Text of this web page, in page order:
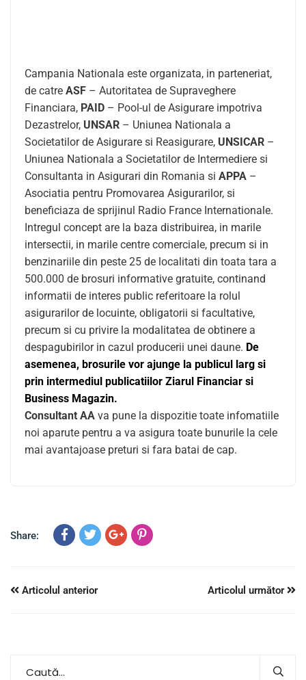
Campania Nationala este organizata, in parteneriat,
de catre ASF – Autoritatea de Supraveghere
Financiara, PAID – Pool-ul de Asigurare impotriva
Dezastrelor, UNSAR – Uniunea Nationala a
Societatilor de Asigurare si Reasigurare, UNSICAR –
Uniunea Nationala a Societatilor de Intermediere si
Consultanta in Asigurari din Romania si APPA –
Asociatia pentru Promovarea Asigurarilor, si
beneficiaza de sprijinul Radio France Internationale.
Intregul concept are la baza distribuirea, in marile
intersectii, in marile centre comerciale, precum si in
benzinariile din peste 25 de localitati din toata tara a
500.000 de brosuri informative gratuite, continand
informatii de interes public referitoare la rolul
asigurarilor de locuinte, obligatorii si facultative,
precum si cu privire la modalitatea de obtinere a
despagubirilor in cazul producerii unei daune. De
asemenea, brosurile vor ajunge la publicul larg si
prin intermediul publicatiilor Ziarul Financiar si
Business Magazin.
Consultant AA va pune la dispozitie toate infomatiile
noi aparute pentru a va asigura toate bunurile la cele
mai avantajoase preturi si fara batai de cap.
Share:
Articolul anterior Articolul următor